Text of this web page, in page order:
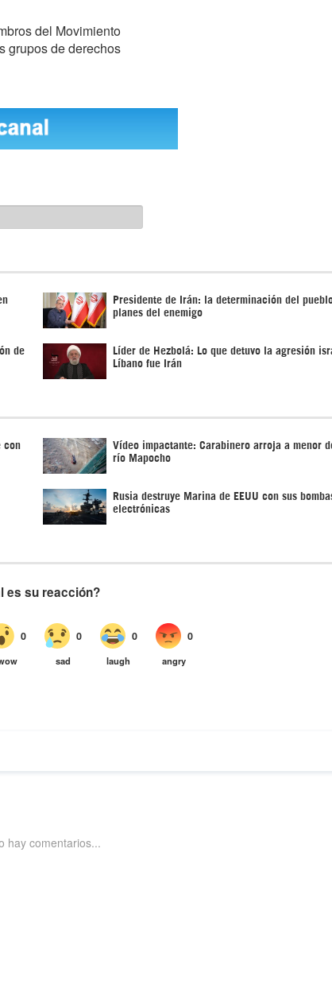
del Movimiento
grupos de derechos
Presidente de Irán: la determinación del
planes del enemigo
de Líder de Hezbolá: Lo que detuvo la agresión
Líbano fue Irán
con Vídeo impactante: Carabinero arroja a menor
río Mapocho
Rusia destruye Marina de EEUU con sus
electrónicas